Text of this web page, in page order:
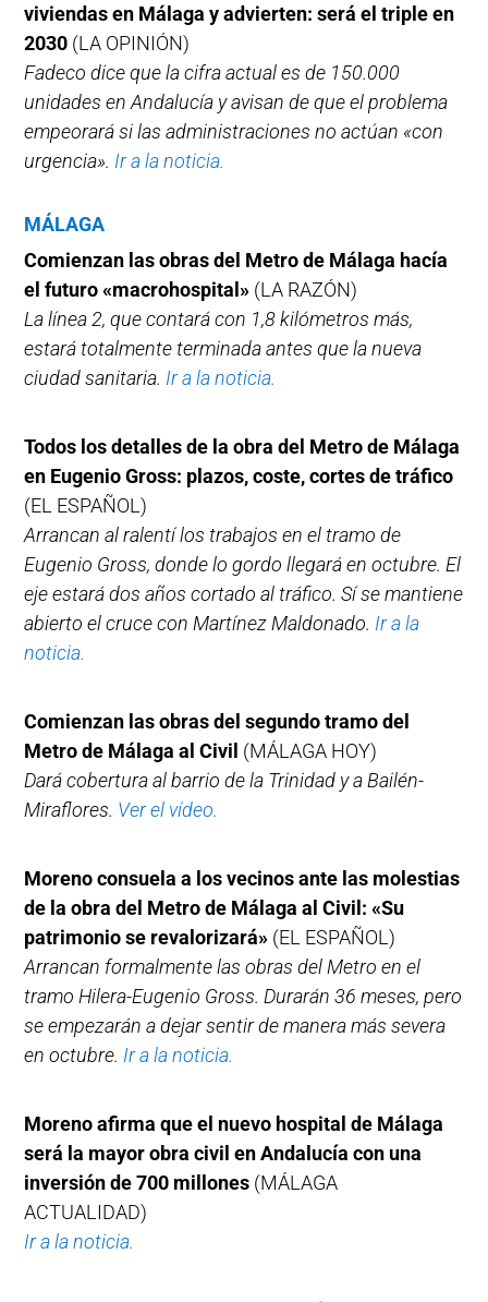
viviendas en Málaga y advierten: será el triple en
2030 (LA OPINIÓN)
Fadeco dice que la cifra actual es de 150.000
unidades en Andalucía y avisan de que el problema
empeorará si las administraciones no actúan «con
urgencia». Ir a la noticia.
MÁLAGA
Comienzan las obras del Metro de Málaga hacía
el futuro «macrohospital» (LA RAZÓN)
La línea 2, que contará con 1,8 kilómetros más,
estará totalmente terminada antes que la nueva
ciudad sanitaria. Ir a la noticia.
Todos los detalles de la obra del Metro de Málaga
en Eugenio Gross: plazos, coste, cortes de tráfico
(EL ESPAÑOL)
Arrancan al ralentí los trabajos en el tramo de
Eugenio Gross, donde lo gordo llegará en octubre. El
eje estará dos años cortado al tráfico. Sí se mantiene
abierto el cruce con Martínez Maldonado. Ir a la
noticia.
Comienzan las obras del segundo tramo del
Metro de Málaga al Civil (MÁLAGA HOY)
Dará cobertura al barrio de la Trinidad y a Bailén-
Miraflores. Ver el vídeo.
Moreno consuela a los vecinos ante las molestias
de la obra del Metro de Málaga al Civil: «Su
patrimonio se revalorizará» (EL ESPAÑOL)
Arrancan formalmente las obras del Metro en el
tramo Hilera-Eugenio Gross. Durarán 36 meses, pero
se empezarán a dejar sentir de manera más severa
en octubre. Ir a la noticia.
Moreno afirma que el nuevo hospital de Málaga
será la mayor obra civil en Andalucía con una
inversión de 700 millones (MÁLAGA
ACTUALIDAD)
Ir a la noticia.